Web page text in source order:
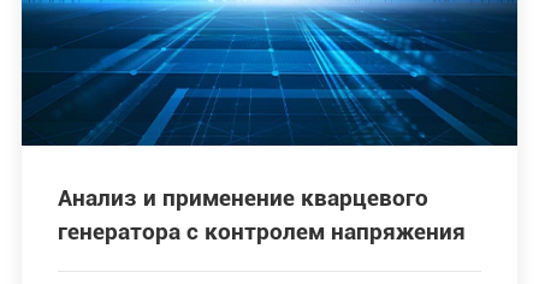
Анализ и применение кварцевого
генератора с контролем напряжения